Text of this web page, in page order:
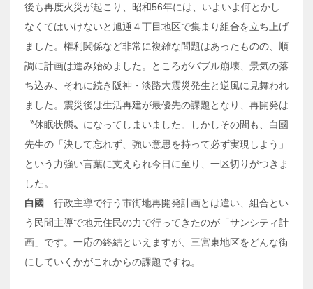
後も再度火災が起こり、昭和56年には、いよいよ何とかし
なくてはいけないと旭通４丁目地区で集まり組合を立ち上げ
ました。権利関係など非常に複雑な問題はあったものの、順
調に計画は進み始めました。ところがバブル崩壊、景気の落
ち込み、それに続き阪神・淡路大震災発生と逆風に見舞われ
ました。震災後は生活再建が最優先の課題となり、再開発は
〝休眠状態〟になってしまいました。しかしその間も、白國
先生の「決して忘れず、強い意思を持って必ず実現しよう」
という力強い言葉に支えられ今日に至り、一区切りがつきま
した。
白國
行政主導で行う市街地再開発計画とは違い、組合とい
う民間主導で地元住民の力で行ってきたのが「サンシティ計
画」です。一応の終結といえますが、三宮東地区をどんな街
にしていくかがこれからの課題ですね。